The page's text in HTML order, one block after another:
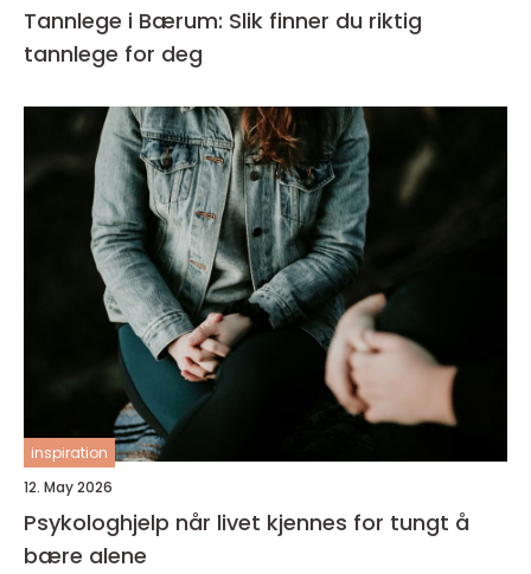
Tannlege i Bærum: Slik finner du riktig
tannlege for deg
inspiration
12. May 2026
Psykologhjelp når livet kjennes for tungt å
bære alene